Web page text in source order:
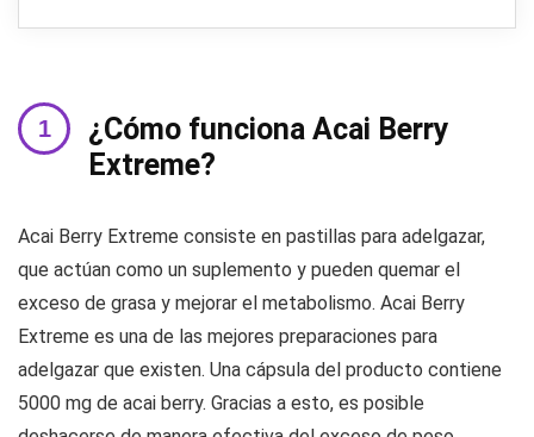
¿Cómo funciona Acai Berry
Extreme?
Acai Berry Extreme consiste en pastillas para adelgazar,
que actúan como un suplemento y pueden quemar el
exceso de grasa y mejorar el metabolismo. Acai Berry
Extreme es una de las mejores preparaciones para
adelgazar que existen. Una cápsula del producto contiene
5000 mg de acai berry. Gracias a esto, es posible